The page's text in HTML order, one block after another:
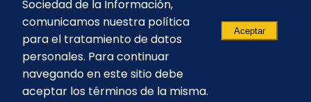
Contratación consultoría mediante “Lista Corta”
Reglamento de Procesos Asociativos
Sociedad de la Información,
comunicamos nuestra política
para el tratamiento de datos
personales. Para continuar
navegando en este sitio debe
aceptar los términos de la misma.
Aceptar